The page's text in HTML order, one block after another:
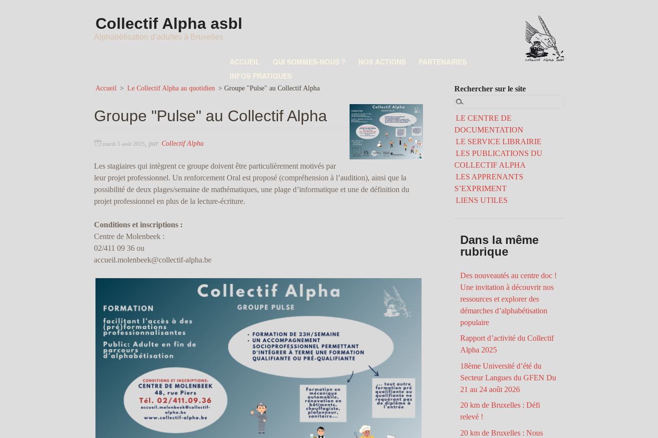
Collectif Alpha asbl
Alphabétisation d’adultes à Bruxelles
ACCUEIL QUI SOMMES-NOUS ? NOS ACTIONS
PARTENAIRES
INFOS PRATIQUES
Accueil > Le Collectif Alpha au quotidien > Groupe "Pulse" au Collectif Alpha
Groupe "Pulse" au Collectif Alpha
mardi 5 août 2025 par Collectif Alpha
Les stagiaires qui intègrent ce groupe doivent être particulièrement motivés par
leur projet professionnel. Un renforcement Oral est proposé (compréhension à l’audition), ainsi que la
possibilité de deux plages/semaine de mathématiques, une plage d’informatique et une de définition du
projet professionnel en plus de la lecture-écriture.
Conditions et inscriptions :
Centre de Molenbeek :
02/411 09 36 ou
accueil.molenbeek@collectif-alpha.be
LE CENTRE DE
DOCUMENTATION
LE SERVICE LIBRAIRIE
LES PUBLICATIONS DU
COLLECTIF ALPHA
LES APPRENANTS
S’EXPRIMENT
LIENS UTILES
Rechercher sur le site
Dans la même
rubrique
Des nouveautés au centre doc !
Une invitation à découvrir nos
ressources et explorer des
démarches d’alphabétisation
populaire
Rapport d’activité du Collectif
Alpha 2025
18ème Université d’été du
Secteur Langues du GFEN Du
21 au 24 août 2026
20 km de Bruxelles : Défi
relevé !
20 km de Bruxelles : Nous